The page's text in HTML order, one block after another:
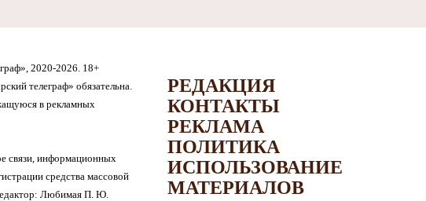
2020-2026. 18+
телеграф» обязательна.
в рекламных
связи, информационных
средства массовой
Любимая П. Ю.
РЕДАКЦИЯ
КОНТАКТЫ
РЕКЛАМА
ПОЛИТИКА
ИСПОЛЬЗОВАНИЕ
МАТЕРИАЛОВ